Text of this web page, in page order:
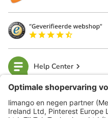
Help Center
limango